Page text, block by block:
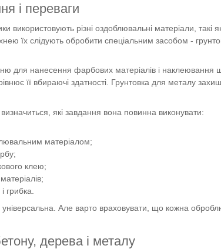
і переваги
використовують різні оздоблювальні матеріали,
їх слідують обробити спеціальним засобом -
для нанесення фарбових матеріалів і наклеювання
її вбираючі здатності. Грунтовка для металу
які завдання вона повинна виконувати:
матеріалом;
клею;
грибка.
універсальна. Але варто враховувати, що кожна
дерева і металу